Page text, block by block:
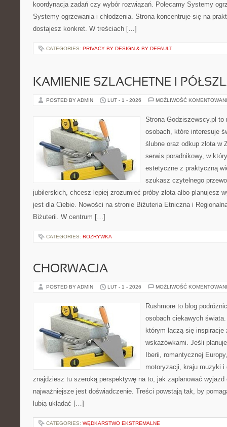
koordynacja zadań czy wybór rozwiązań. Polecamy Systemy
Systemy ogrzewania i chłodzenia. Strona koncentruje się na
dostajesz konkret. W treściach […]
CATEGORIES: PRIVACY BY DESIGN & BY DEFAULT
KAMIENIE SZLACHETNE I
POSTED BY ADMIN LUT - 1 - 2026 MOŻLIWOŚĆ
Strona Godziszewscy.pl
osobach, które interesuje
ślubne oraz odkup złota w
serwis poradnikowy, w
estetyczne z praktyczną
szukasz czytelnego
jubilerskich, chcesz lepiej zrozumieć próby złota albo planujesz
jest dla Ciebie. Nowości na stronie Biżuteria Etniczna i
Biżuterii. W centrum […]
CATEGORIES: ROZRYWKA
CHORWACJA
POSTED BY ADMIN LUT - 1 - 2026 MOŻLIWOŚĆ
Rushmore to blog
osobach ciekawych
którym łączą się
wskazówkami. Jeśli
Iberii, romantycznej
motoryzacji, kraju muzyki i
znajdziesz tu szeroką perspektywę na to, jak zaplanować wyjazd
najważniejsze jest doświadczenie. Treści powstają tak, by
lubią układać […]
CATEGORIES: WĘDKARSTWO EKSTREMALNE